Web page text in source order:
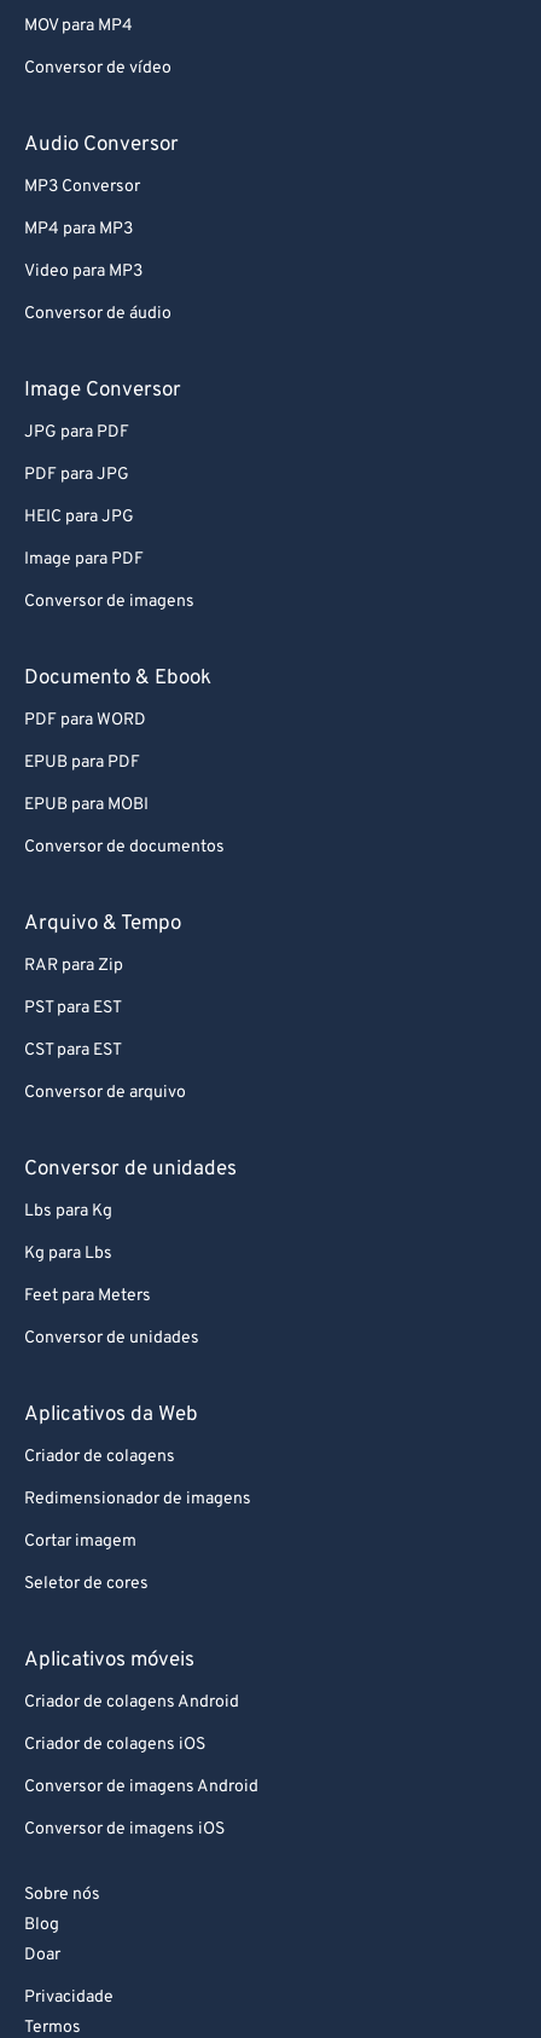
MOV para MP4
Conversor de vídeo
Audio Conversor
MP3 Conversor
MP4 para MP3
Video para MP3
Conversor de áudio
Image Conversor
JPG para PDF
PDF para JPG
HEIC para JPG
Image para PDF
Conversor de imagens
Documento & Ebook
PDF para WORD
EPUB para PDF
EPUB para MOBI
Conversor de documentos
Arquivo & Tempo
RAR para Zip
PST para EST
CST para EST
Conversor de arquivo
Conversor de unidades
Lbs para Kg
Kg para Lbs
Feet para Meters
Conversor de unidades
Aplicativos da Web
Criador de colagens
Redimensionador de imagens
Cortar imagem
Seletor de cores
Aplicativos móveis
Criador de colagens Android
Criador de colagens iOS
Conversor de imagens Android
Conversor de imagens iOS
Sobre nós
Blog
Doar
Privacidade
Termos